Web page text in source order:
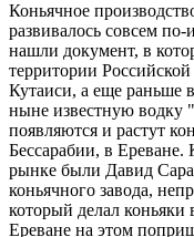
Коньячное
развивалось совсем
нашли документ, в
территории
Кутаиси, а еще раньше
ныне известную водку
появляются и растут
Бессарабии, в
рынке были Давид
коньячного завода,
который делал
Ереване на этом